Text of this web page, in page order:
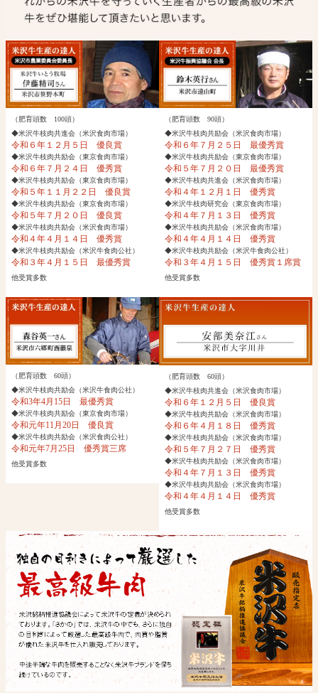
（肥育頭数 100頭）
◆米沢牛枝肉共進会（米沢食肉市場）
令和６年１２月５日 優良賞
◆米沢牛枝肉共励会（東京食肉市場）
令和６年７月２４日 優秀賞
◆米沢牛枝肉共励会（東京食肉市場）
令和５年１１月２２日 優良賞
◆米沢牛枝肉共励会（東京食肉市場）
令和５年７月２０日 優良賞
◆米沢牛枝肉共励会（米沢食肉市場）
令和４年４月１４日 優秀賞
◆米沢牛枝肉共励会（米沢牛食肉公社）
令和３年４月１５日 最優秀賞
他受賞多数
（肥育頭数 90頭）
◆米沢牛枝肉共励会（米沢食肉市場）
令和６年７月２５日 最優秀賞
◆米沢牛枝肉共励会（東京食肉市場）
令和５年７月２０日 最優秀賞
◆米沢牛枝肉共進会（米沢食肉市場）
令和４年１２月１日 優秀賞
◆米沢牛枝肉研究会（東京食肉市場）
令和４年７月１３日 優秀賞
◆米沢牛枝肉共励会（米沢食肉市場）
令和４年４月１４日 優秀賞
◆米沢牛枝肉共励会（米沢牛食肉公社）
令和３年４月１５日 優秀賞１席賞
他受賞多数
（肥育頭数 60頭）
◆米沢牛枝肉共励会（米沢牛食肉公社）
令和3年4月15日 最優秀賞
◆米沢牛枝肉共励会（東京食肉市場）
令和元年11月20日 優良賞
◆米沢牛枝肉共励会（米沢食肉公社）
令和元年7月25日 優秀賞三席
他受賞多数
（肥育頭数 60頭）
◆米沢牛枝肉共進会（米沢食肉市場）
令和６年１２月５日 優良賞
◆米沢牛枝肉共励会（米沢食肉市場）
令和６年４月１８日 優秀賞
◆米沢牛枝肉共励会（米沢食肉市場）
令和５年７月２７日 優秀賞
◆米沢牛枝肉共励会（米沢食肉市場）
令和４年７月１３日 優秀賞
◆米沢牛枝肉共励会（米沢食肉市場）
令和４年４月１４日 優秀賞
他受賞多数